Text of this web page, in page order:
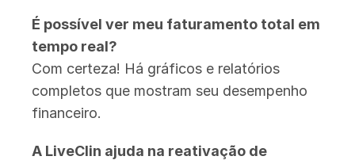
É possível ver meu faturamento total em
tempo real?
Com certeza! Há gráficos e relatórios
completos que mostram seu desempenho
financeiro.
A LiveClin ajuda na reativação de